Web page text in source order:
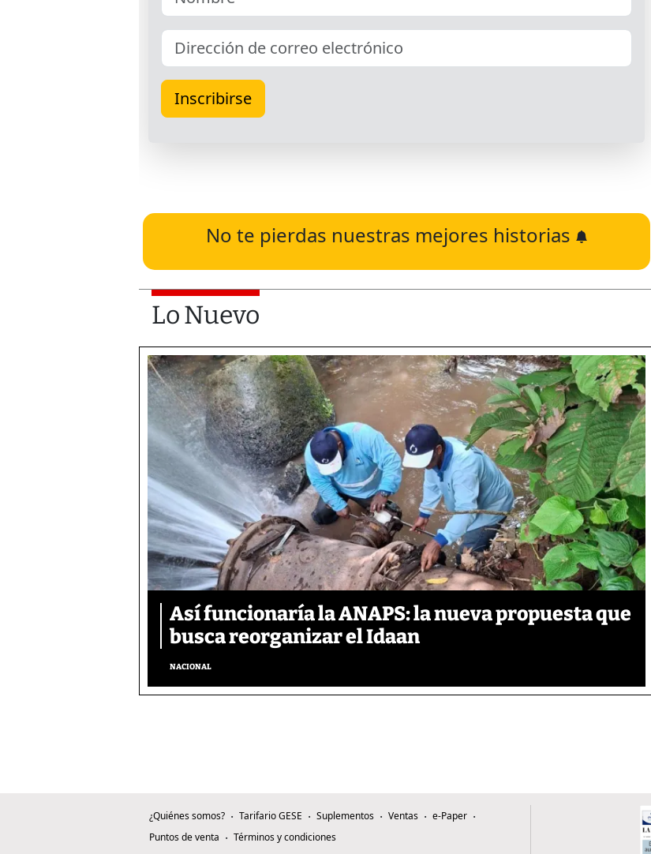
No te pierdas nuestras mejores historias
Lo Nuevo
Así funcionaría la ANAPS: la nueva propuesta que
busca reorganizar el Idaan
NACIONAL
¿Quiénes somos? Tarifario GESE Suplementos Ventas
e-Paper
Puntos de venta
Términos y condiciones